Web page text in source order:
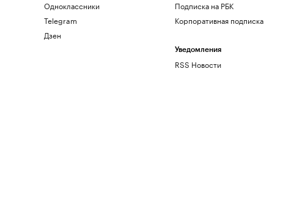
Одноклассники
Telegram
Дзен
Подписка на РБК
Корпоративная подписка
Уведомления
RSS Новости